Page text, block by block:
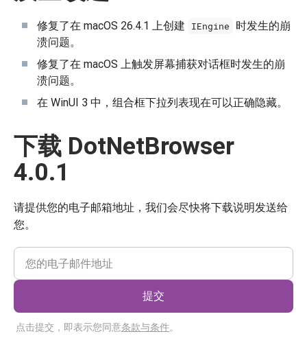
修复了在 macOS 26.4.1 上创建 IEngine
时发生的崩
溃问题。
修复了在 macOS 上触发屏幕捕获对话框时发生的崩
溃问题。
在 WinUI 3 中，组合框下拉列表现在可以正确隐藏。
下载 DotNetBrowser
4.0.1
请提供您的电子邮箱地址，我们会尽快将下载说明发送给
您。
提交
点击提交，即表示您同意条款与条件。